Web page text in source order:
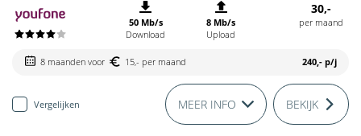
50 Mb/s
Download
8 Mb/s
Upload
30,-
per maand
8 maanden voor 15,- per maand 240,- p/j
Vergelijken MEER INFO BEKIJK